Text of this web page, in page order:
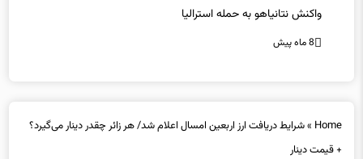
واکنش نتانیاهو به حمله استرالیا
8 ماه پیش
Home
»شرایط دریافت ارز اربعین امسال اعلام شد/ هر زائر چقدر دینار می‌گیرد؟
+ قیمت دینار